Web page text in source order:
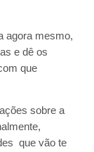
agora mesmo,
e dê os
que
sobre a
que vão te